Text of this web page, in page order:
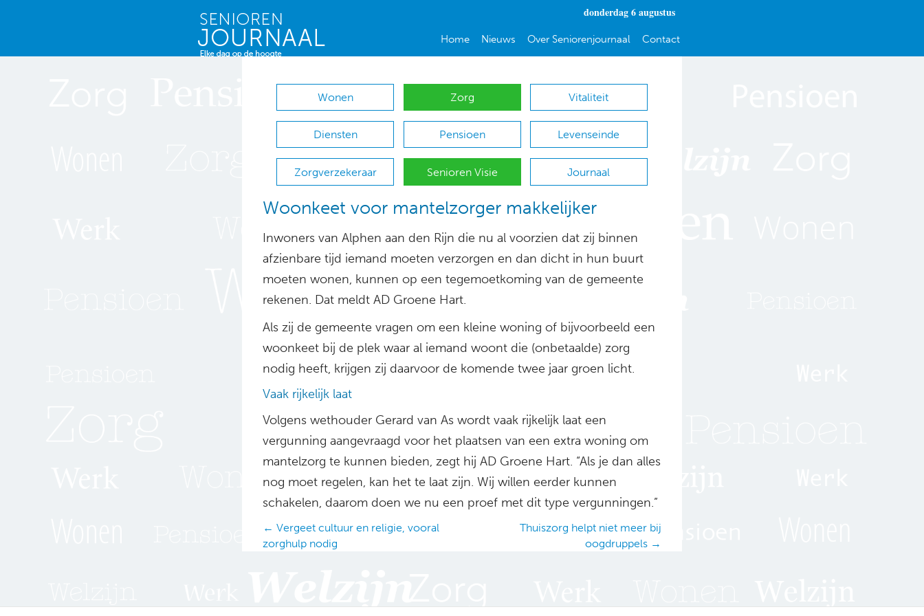
donderdag 6 augustus
Home Nieuws Over Seniorenjournaal Contact
Wonen Zorg Vitaliteit
Diensten Pensioen Levenseinde
Zorgverzekeraar Senioren Visie Journaal
Woonkeet voor mantelzorger makkelijker
Inwoners van Alphen aan den Rijn die nu al voorzien dat zij binnen
afzienbare tijd iemand moeten verzorgen en dan dicht in hun buurt
moeten wonen, kunnen op een tegemoetkoming van de gemeente
rekenen. Dat meldt AD Groene Hart.
Als zij de gemeente vragen om een kleine woning of bijvoorbeeld een
woonkeet bij de plek waar al iemand woont die (onbetaalde) zorg
nodig heeft, krijgen zij daarvoor de komende twee jaar groen licht.
Vaak rijkelijk laat
Volgens wethouder Gerard van As wordt vaak rijkelijk laat een
vergunning aangevraagd voor het plaatsen van een extra woning om
mantelzorg te kunnen bieden, zegt hij AD Groene Hart. “Als je dan alles
nog moet regelen, kan het te laat zijn. Wij willen eerder kunnen
schakelen, daarom doen we nu een proef met dit type vergunningen.”
Posts
navigation
← Vergeet cultuur en religie, vooral
zorghulp nodig
Thuiszorg helpt niet meer bij
oogdruppels →